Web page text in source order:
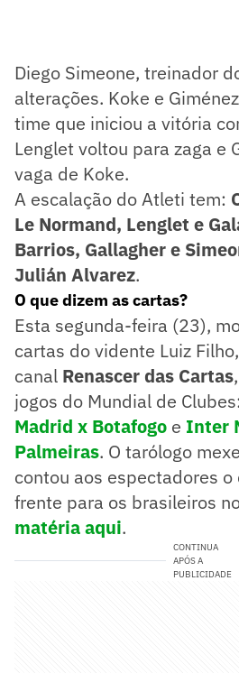
Diego Simeone, treinador
alterações. Koke e
time que iniciou a vitória
Lenglet voltou para zaga e
vaga de Koke.
A escalação do Atleti tem:
Le Normand, Lenglet e
Barrios, Gallagher e
Julián Alvarez.
O que dizem as cartas?
Esta segunda-feira (23),
cartas do vidente Luiz
canal Renascer das Cartas
jogos do Mundial de Clubes:
Madrid x Botafogo e Inter
Palmeiras. O tarólogo
contou aos espectadores o
frente para os brasileiros
matéria aqui.
CONTINUA
APÓS A
PUBLICIDADE